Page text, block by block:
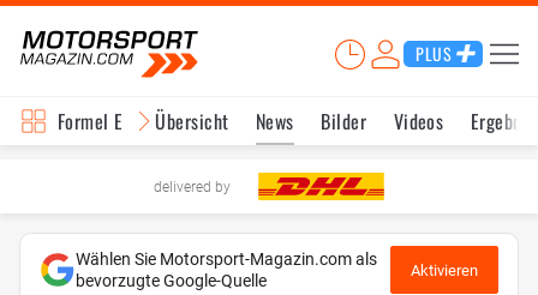
PLUS
Formel E Übersicht News Bilder Videos
delivered by
Wählen Sie Motorsport-Magazin.com als
bevorzugte Google-Quelle
Aktivieren